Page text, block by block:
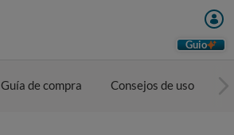
Guio
Guía de compra Consejos de uso